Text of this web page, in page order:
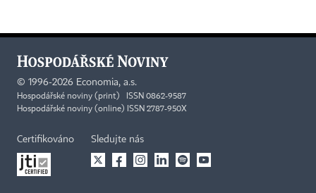
© 1996-2026 Economia, a.s.
Hospodářské noviny (print) ISSN 0862-9587
Hospodářské noviny (online) ISSN 2787-950X
Certifikováno Sledujte nás